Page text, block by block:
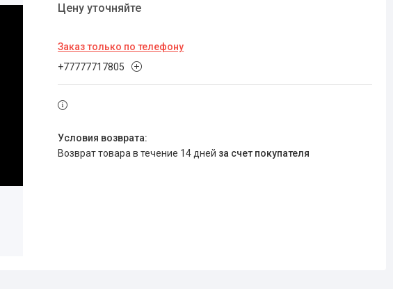
Цену уточняйте
Заказ только по телефону
+77777717805
возврат товара в течение 14 дней за счет покупателя